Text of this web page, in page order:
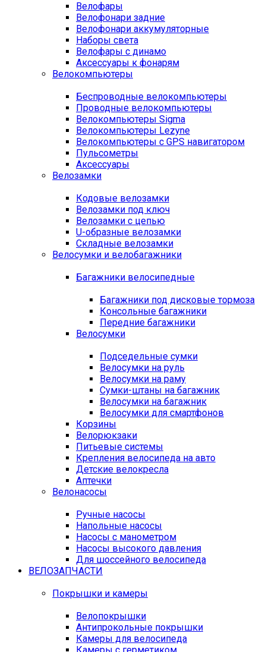
Велофары
Велофонари задние
Велофонари аккумуляторные
Наборы света
Велофары с динамо
Аксессуары к фонарям
Велокомпьютеры
Беспроводные велокомпьютеры
Проводные велокомпьютеры
Велокомпьютеры Sigma
Велокомпьютеры Lezyne
Велокомпьютеры с GPS навигатором
Пульсометры
Аксессуары
Велозамки
Кодовые велозамки
Велозамки под ключ
Велозамки с цепью
U-образные велозамки
Складные велозамки
Велосумки и велобагажники
Багажники велосипедные
Багажники под дисковые тормоза
Консольные багажники
Передние багажники
Велосумки
Подседельные сумки
Велосумки на руль
Велосумки на раму
Сумки-штаны на багажник
Велосумки на багажник
Велосумки для смартфонов
Корзины
Велорюкзаки
Питьевые системы
Крепления велосипеда на авто
Детские велокресла
Аптечки
Велонасосы
Ручные насосы
Напольные насосы
Насосы с манометром
Насосы высокого давления
Для шоссейного велосипеда
ВЕЛОЗАПЧАСТИ
Покрышки и камеры
Велопокрышки
Антипрокольные покрышки
Камеры для велосипеда